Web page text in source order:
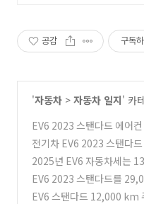
공감 구독하
'자동차 > 자동차 일지' 카
EV6 2023 스탠다드 에어컨
전기차 EV6 2023 스탠다
(0)
2025년 EV6 자동차세는
EV6 2023 스탠다드를
EV6 스탠다드 12,000 km